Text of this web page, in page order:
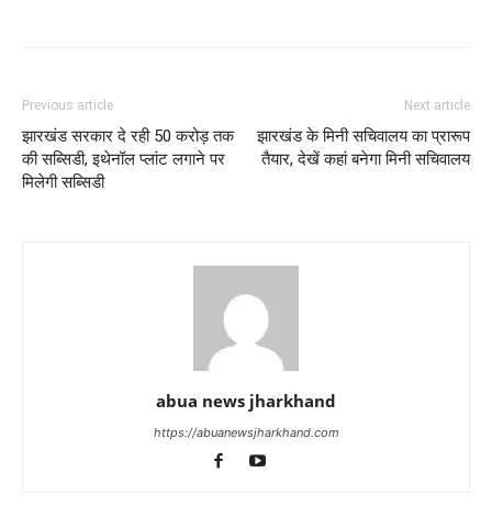
Previous article
झारखंड सरकार दे रही 50 करोड़ तक
की सब्सिडी, इथेनॉल प्लांट लगाने पर
मिलेगी सब्सिडी
Next article
झारखंड के मिनी सचिवालय का प्रारूप
तैयार, देखें कहां बनेगा मिनी सचिवालय
abua news jharkhand
https://abuanewsjharkhand.com